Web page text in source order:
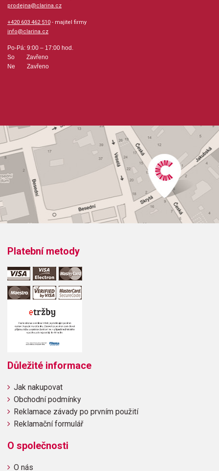
prodejna@clarina.cz
+420 603 462 510 - majitel firmy
info@clarina.cz
Po-Pá: 9:00 – 17:00 hod.
So Zavřeno
Ne Zavřeno
Platební metody
Důležité informace
Jak nakupovat
Obchodní podmínky
Reklamace závady po prvním použití
Reklamační formulář
O společnosti
O nás